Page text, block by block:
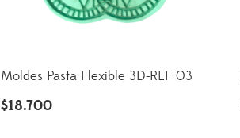
Moldes Pasta Flexible 3D-REF 03
$18.700